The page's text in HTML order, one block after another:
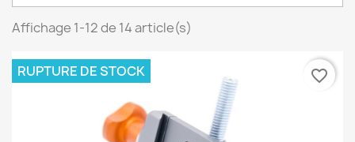
Affichage 1-12 de 14 article(s)
RUPTURE DE STOCK favorite_border